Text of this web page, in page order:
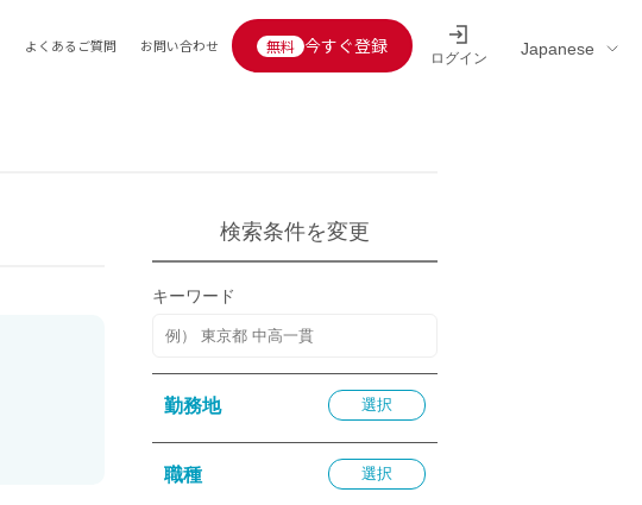
月額固定給25万円以上
月額固定給20万円以上
駅徒歩10分以内
駅徒歩5分以内
英語力を活かす
よくあるご質問 お問い合わせ 今すぐ登録
ログイン
検索条件を変更
キーワード
勤務地 選択
職種 選択